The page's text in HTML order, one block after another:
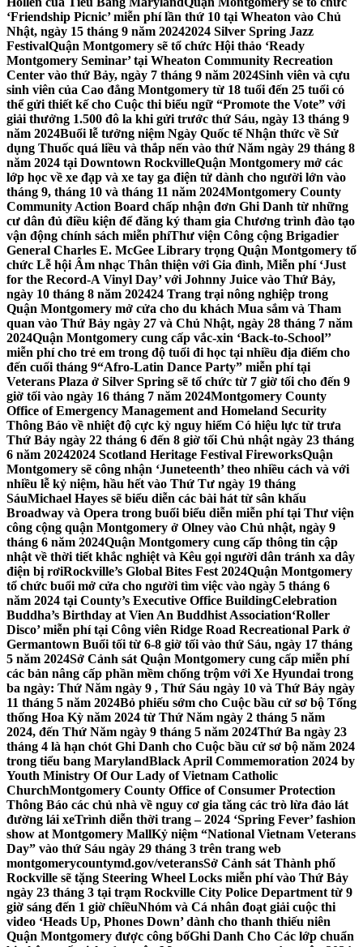
‘Friendship Picnic’ miễn phí lần thứ 10 tại Wheaton vào Chủ
Nhật, ngày 15 tháng 9 năm 20242024 Silver Spring Jazz
FestivalQuận Montgomery sẽ tổ chức Hội thảo ‘Ready
Montgomery Seminar’ tại Wheaton Community Recreation
Center vào thứ Bảy, ngày 7 tháng 9 năm 2024Sinh viên và cựu
sinh viên của Cao đẳng Montgomery từ 18 tuổi đến 25 tuổi có
thể gửi thiết kế cho Cuộc thi biểu ngữ “Promote the Vote” với
giải thưởng 1.500 đô la khi gửi trước thứ Sáu, ngày 13 tháng 9
năm 2024Buổi lễ tưởng niệm Ngày Quốc tế Nhận thức về Sử
dụng Thuốc quá liều và thắp nến vào thứ Năm ngày 29 tháng 8
năm 2024 tại Downtown RockvilleQuận Montgomery mở các
lớp học về xe đạp và xe tay ga điện tử dành cho người lớn vào
tháng 9, tháng 10 và tháng 11 năm 2024Montgomery County
Community Action Board chấp nhận đơn Ghi Danh từ những
cư dân đủ điều kiện để đăng ký tham gia Chương trình đào tạo
vận động chính sách miễn phíThư viện Công cộng Brigadier
General Charles E. McGee Library trọng Quận Montgomery tổ
chức Lễ hội Âm nhạc Thân thiện với Gia đình, Miễn phí ‘Just
for the Record-A Vinyl Day’ với Johnny Juice vào Thứ Bảy,
ngày 10 tháng 8 năm 202424 Trang trại nông nghiệp trong
Quận Montgomery mở cửa cho du khách Mua sắm và Tham
quan vào Thứ Bảy ngày 27 và Chủ Nhật, ngày 28 tháng 7 năm
2024Quận Montgomery cung cấp vắc-xin ‘Back-to-School’’
miễn phí cho trẻ em trong độ tuổi đi học tại nhiều địa điểm cho
đến cuối tháng 9“Afro-Latin Dance Party” miễn phí tại
Veterans Plaza ở Silver Spring sẽ tổ chức từ 7 giờ tối cho đến 9
giờ tối vào ngày 16 tháng 7 năm 2024Montgomery County
Office of Emergency Management and Homeland Security
Thông Báo về nhiệt độ cực kỳ nguy hiểm Có hiệu lực từ trưa
Thứ Bảy ngày 22 tháng 6 đến 8 giờ tối Chủ nhật ngày 23 tháng
6 năm 20242024 Scotland Heritage Festival FireworksQuận
Montgomery sẽ công nhận ‘Juneteenth’ theo nhiều cách và với
nhiều lễ kỷ niệm, hầu hết vào Thứ Tư ngày 19 tháng
SáuMichael Hayes sẽ biểu diễn các bài hát từ sân khấu
Broadway và Opera trong buổi biểu diễn miễn phí tại Thư viện
công cộng quận Montgomery ở Olney vào Chủ nhật, ngày 9
tháng 6 năm 2024Quận Montgomery cung cấp thông tin cập
nhật về thời tiết khắc nghiệt và Kêu gọi người dân tránh xa dây
điện bị rơiRockville’s Global Bites Fest 2024Quận Montgomery
tổ chức buổi mở cửa cho người tìm việc vào ngày 5 tháng 6
năm 2024 tại County’s Executive Office BuildingCelebration
Buddha’s Birthday at Vien An Buddhist Association‘Roller
Disco’ miễn phí tại Công viên Ridge Road Recreational Park ở
Germantown Buổi tối từ 6-8 giờ tối vào thứ Sáu, ngày 17 tháng
5 năm 2024Sở Cảnh sát Quận Montgomery cung cấp miễn phí
các bản nâng cấp phần mềm chống trộm với Xe Hyundai trong
ba ngày: Thứ Năm ngày 9 , Thứ Sáu ngày 10 và Thứ Bảy ngày
11 tháng 5 năm 2024Bỏ phiếu sớm cho Cuộc bầu cử sơ bộ Tổng
thống Hoa Kỳ năm 2024 từ Thứ Năm ngày 2 tháng 5 năm
2024, đến Thứ Năm ngày 9 tháng 5 năm 2024Thứ Ba ngày 23
tháng 4 là hạn chót Ghi Danh cho Cuộc bầu cử sơ bộ năm 2024
trong tiểu bang MarylandBlack April Commemoration 2024 by
Youth Ministry Of Our Lady of Vietnam Catholic
ChurchMontgomery County Office of Consumer Protection
Thông Báo các chủ nhà về nguy cơ gia tăng các trò lừa đảo lát
đường lái xeTrình diễn thời trang – 2024 ‘Spring Fever’ fashion
show at Montgomery MallKỷ niệm “National Vietnam Veterans
Day” vào thứ Sáu ngày 29 tháng 3 trên trang web
montgomerycountymd.gov/veteransSở Cảnh sát Thành phố
Rockville sẽ tặng Steering Wheel Locks miễn phí vào Thứ Bảy
ngày 23 tháng 3 tại trạm Rockville City Police Department từ 9
giờ sáng đến 1 giờ chiềuNhóm và Cá nhân đoạt giải cuộc thi
video ‘Heads Up, Phones Down’ dành cho thanh thiếu niên
Quận Montgomery được công bốGhi Danh Cho Các lớp chuẩn